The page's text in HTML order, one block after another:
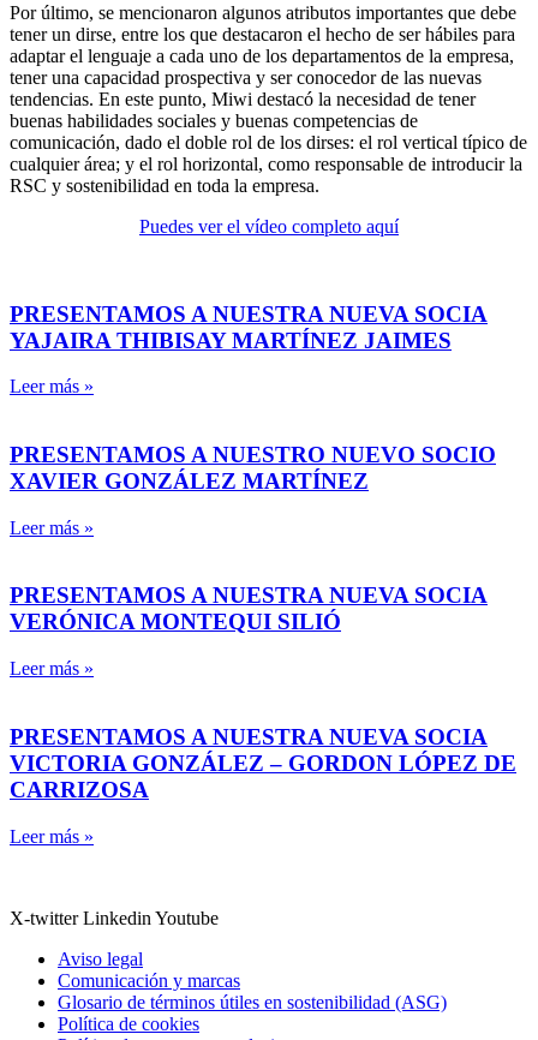
Por último, se mencionaron algunos atributos importantes que debe
tener un dirse, entre los que destacaron el hecho de ser hábiles para
adaptar el lenguaje a cada uno de los departamentos de la empresa,
tener una capacidad prospectiva y ser conocedor de las nuevas
tendencias. En este punto, Miwi destacó la necesidad de tener
buenas habilidades sociales y buenas competencias de
comunicación, dado el doble rol de los dirses: el rol vertical típico de
cualquier área; y el rol horizontal, como responsable de introducir la
RSC y sostenibilidad en toda la empresa.
Puedes ver el vídeo completo aquí
PRESENTAMOS A NUESTRA NUEVA SOCIA
YAJAIRA THIBISAY MARTÍNEZ JAIMES
Leer más »
PRESENTAMOS A NUESTRO NUEVO SOCIO
XAVIER GONZÁLEZ MARTÍNEZ
Leer más »
PRESENTAMOS A NUESTRA NUEVA SOCIA
VERÓNICA MONTEQUI SILIÓ
Leer más »
PRESENTAMOS A NUESTRA NUEVA SOCIA
VICTORIA GONZÁLEZ – GORDON LÓPEZ DE
CARRIZOSA
Leer más »
X-twitter Linkedin Youtube
Aviso legal
Comunicación y marcas
Glosario de términos útiles en sostenibilidad (ASG)
Política de cookies